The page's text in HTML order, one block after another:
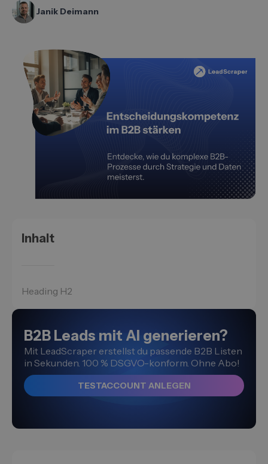
Janik Deimann
Inhalt
Heading H2
B2B Leads mit AI generieren?
Mit LeadScraper erstellst du passende B2B Listen
in Sekunden. 100 % DSGVO-konform. Ohne Abo!
TESTACCOUNT ANLEGEN